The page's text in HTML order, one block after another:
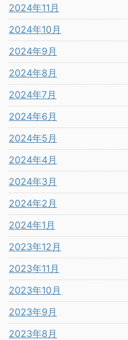
2024年11月
2024年10月
2024年9月
2024年8月
2024年7月
2024年6月
2024年5月
2024年4月
2024年3月
2024年2月
2024年1月
2023年12月
2023年11月
2023年10月
2023年9月
2023年8月